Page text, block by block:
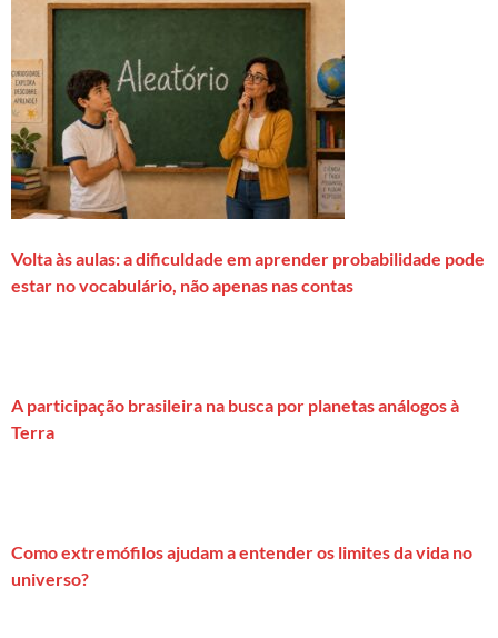
Volta às aulas: a dificuldade em aprender probabilidade pode
estar no vocabulário, não apenas nas contas
A participação brasileira na busca por planetas análogos à
Terra
Como extremófilos ajudam a entender os limites da vida no
universo?